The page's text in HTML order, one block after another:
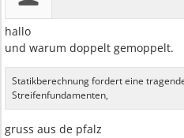
hallo
und warum doppelt gemoppelt.
Statikberechnung fordert eine
Streifenfundamenten,
gruss aus de pfalz